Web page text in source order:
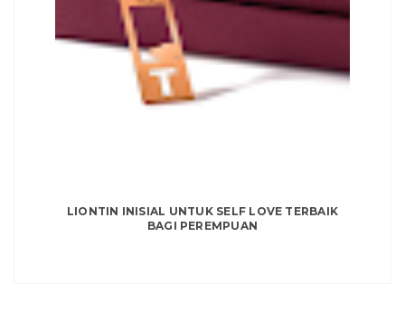
LIONTIN INISIAL UNTUK SELF LOVE TERBAIK
BAGI PEREMPUAN